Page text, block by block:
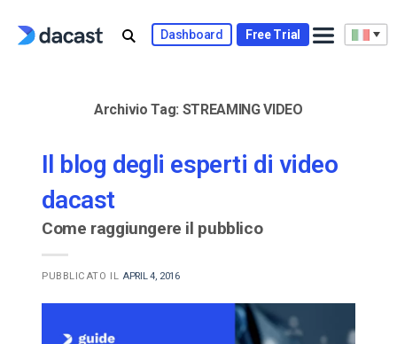
Dashboard Free Trial
Archivio Tag: STREAMING VIDEO
Il blog degli esperti di video
dacast
Come raggiungere il pubblico
PUBBLICATO IL APRIL 4, 2016